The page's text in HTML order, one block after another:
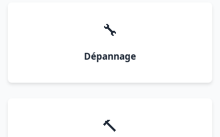
🔧
Dépannage
🔨